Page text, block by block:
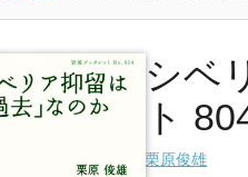
シベ
ト
栗原俊雄